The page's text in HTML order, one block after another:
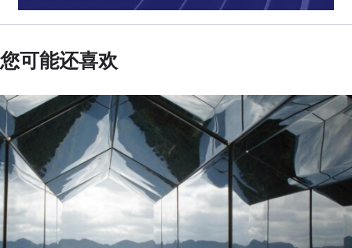
您可能还喜欢